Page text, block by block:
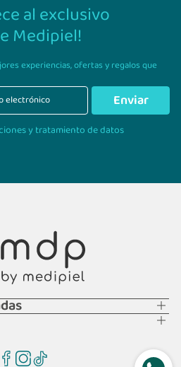
al exclusivo
Medipiel!
experiencias,ofertas y regalos que
Enviar
y tratamiento de datos